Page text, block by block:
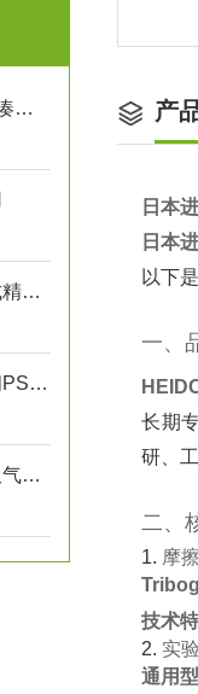
池田屋精品！三井电气 SK4-21紧凑型单据打印机 参数介绍
池田屋精品！诺伊贝格连续吐出式精密点胶机 RN10 参数介绍
池田屋新品高野超紧凑比例电磁阀PSV-01T-020正式发布
池田屋新品推出柴田科学呼气和吸气阻力测量装置 IER-01 参数介绍
产
日本
日本
以下
一、
长期
研、
二、
1. ‌ 摩
技术
2. ‌ 实
通用